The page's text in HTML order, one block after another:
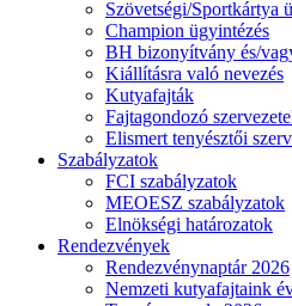
Szövetségi/Sportkártya
Champion ügyintézés
BH bizonyítvány és/
Kiállításra való nevezés
Kutyafajták
Fajtagondozó
Elismert tenyésztői
Szabályzatok
FCI szabályzatok
MEOESZ szabályzatok
Elnökségi határozatok
Rendezvények
Rendezvénynaptár 2026
Nemzeti kutyafajtaink